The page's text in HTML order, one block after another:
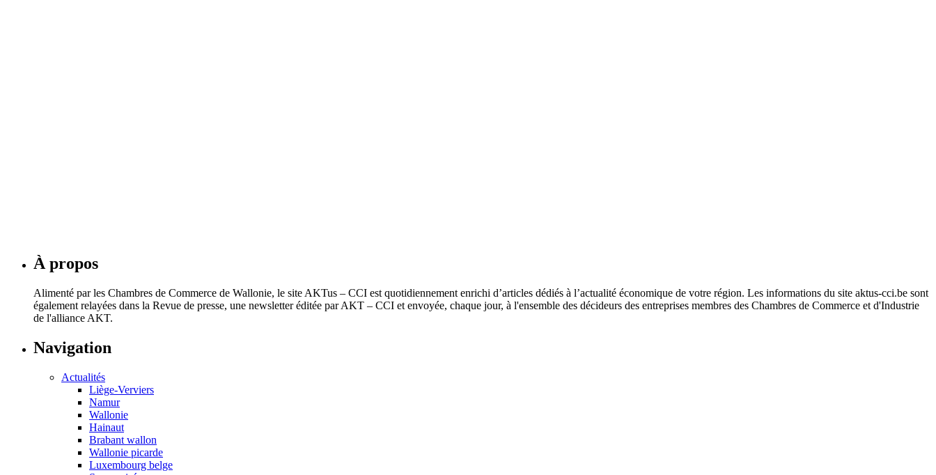
Trois friches bientôt réhabilitées à Chaudfontaine, Soumagne et Sambreville
À propos
Alimenté par les Chambres de Commerce de Wallonie, le site AKTus – CCI est quotidiennement enrichi d’articles dédiés à l’actualité économique de votre région. Les informations du site aktus-cci.be sont
également relayées dans la Revue de presse, une newsletter éditée par AKT – CCI et envoyée, chaque jour, à l'ensemble des décideurs des entreprises membres des Chambres de Commerce et d'Industrie
de l'alliance AKT.
Navigation
Actualités
Liège-Verviers
Namur
Wallonie
Hainaut
Brabant wallon
Wallonie picarde
Luxembourg belge